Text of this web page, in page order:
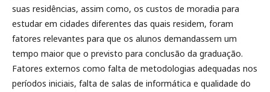
suas residências, assim como, os custos de moradia para
estudar em cidades diferentes das quais residem, foram
fatores relevantes para que os alunos demandassem um
tempo maior que o previsto para conclusão da graduação.
Fatores externos como falta de metodologias adequadas nos
períodos iniciais, falta de salas de informática e qualidade do